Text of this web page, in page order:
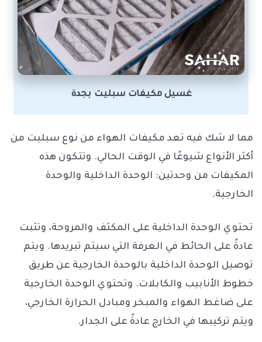
غسيل مكيفات سبليت بجدة
مما لا شك فيه تعد مكيفات الهواء من نوع سبليت من
أكثر الأنواع شيوعًا في الوقت الحالي. وتتكون هذه
المكيفات من وحدتين: الوحدة الداخلية والوحدة
الخارجية.
تحتوي الوحدة الداخلية على المكثف والمروحة، وتثبت
عادةً على الحائط في الغرفة التي سيتم تبريدها. ويتم
توصيل الوحدة الداخلية بالوحدة الخارجية عن طريق
خطوط الأنابيب والكابلات. وتحتوي الوحدة الخارجية
على ضاغط الهواء والمبخر ومبادل الحرارة الخارجي،
ويتم تركيبها في الخارج عادةً على الجدار.